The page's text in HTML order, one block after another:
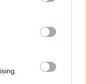
third-party tags to
in below Google